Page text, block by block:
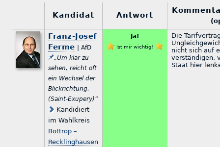
Kandidat Antwort
Franz-Josef
Ferme | AfD
„Um klar zu
sehen, reicht oft
ein Wechsel der
Blickrichtung.
(Saint-Exupery)“
Kandidiert
im Wahlkreis
Bottrop –
Recklinghausen
Ja!
Ist mir wichtig!
Die
nicht sich auf
verständigen,
Staat hier